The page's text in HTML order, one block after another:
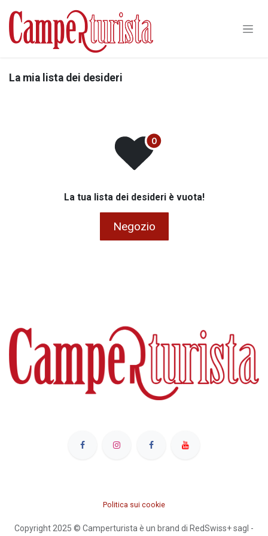
Passa al contenuto
La mia lista dei desideri
La tua lista dei desideri è vuota!
Negozio
Politica sui cookie
Copyright 2025 © Camperturista è un brand di RedSwiss+ sagl -